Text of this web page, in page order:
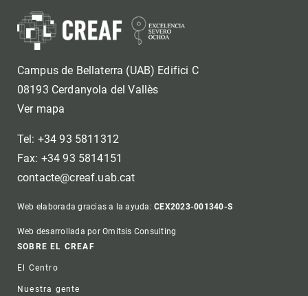
Campus de Bellaterra (UAB) Edifici C
08193 Cerdanyola del Vallès
Ver mapa
Tel: +34 93 5811312
Fax: +34 93 5814151
contacte@creaf.uab.cat
Web elaborada gracias a la ayuda:CEX2023-001340-S
Web desarrollada por Omitsis Consulting
Footer
SOBRE EL CREAF
El Centro
Nuestra gente